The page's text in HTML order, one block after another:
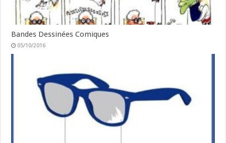
Bandes Dessinées Comiques
05/10/2016